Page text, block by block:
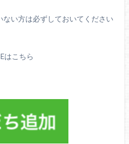
ない方は必ずしておいてください
はこちら